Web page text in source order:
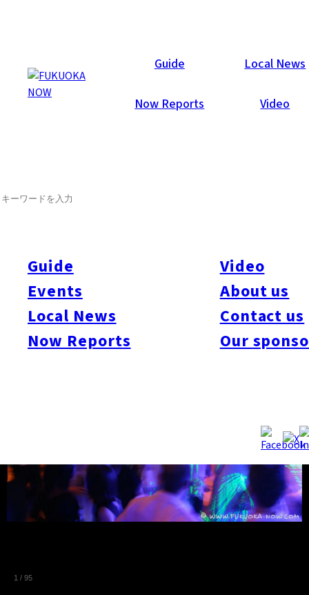
Guide Local News
Now Reports Video
Guide
Events
Local News
Now Reports
Video
About us
Contact us
Our
Galleries
1 / 95